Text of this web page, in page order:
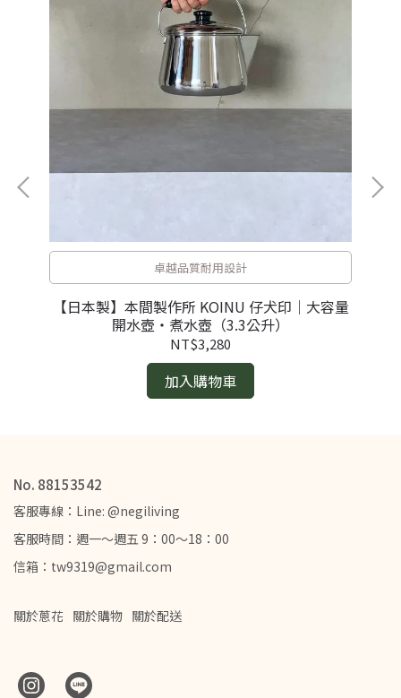
卓越品質耐用設計
【日本製】本間製作所 KOINU 仔犬印｜大容量
開水壺・煮水壺（3.3公升）
NT$3,280
加入購物車
No. 88153542
客服專線：Line: @negiliving
客服時間：週一～週五 9：00～18：00
信箱：tw9319@gmail.com
關於蔥花 關於購物 關於配送